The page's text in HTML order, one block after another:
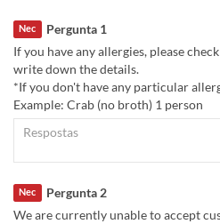
Pergunta 1
Nec
If you have any allergies, please
write down the details.
*If you don't have any particular
Example: Crab (no broth) 1 person
Pergunta 2
Nec
We are currently unable to accept